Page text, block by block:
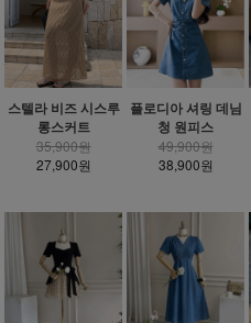
스텔라 비즈 시스루
롱스커트
35,900원
27,900원
플로디아 셔링 데님
청 원피스
49,900원
38,900원